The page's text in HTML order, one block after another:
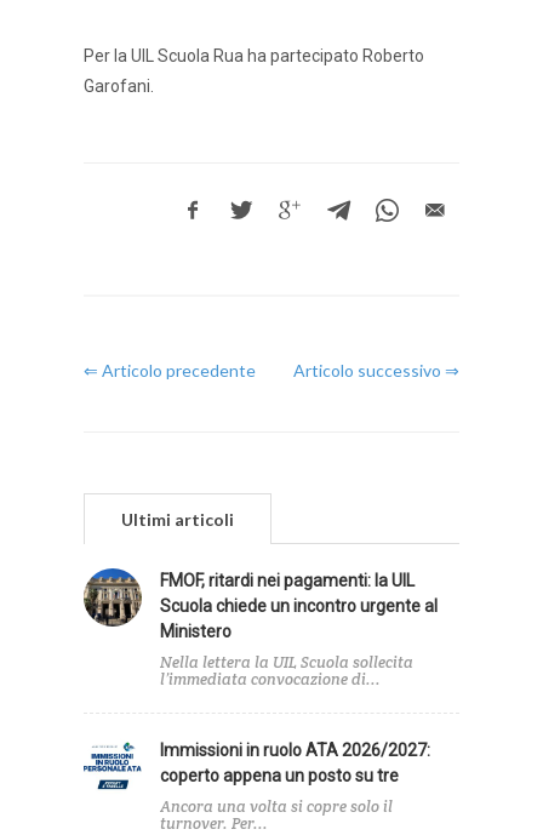
Per la UIL Scuola Rua ha partecipato Roberto
Garofani.
⇐ Articolo precedente Articolo successivo ⇒
Ultimi articoli
FMOF, ritardi nei pagamenti: la UIL
Scuola chiede un incontro urgente al
Ministero
Nella lettera la UIL Scuola sollecita
l’immediata convocazione di...
Immissioni in ruolo ATA 2026/2027:
coperto appena un posto su tre
Ancora una volta si copre solo il
turnover. Per...